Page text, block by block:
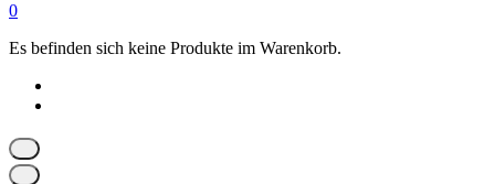
0
Es befinden sich keine Produkte im Warenkorb.